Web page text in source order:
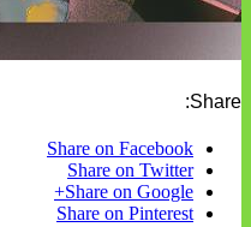
Share:
Share on Facebook
Share on Twitter
Share on Google+
Share on Pinterest